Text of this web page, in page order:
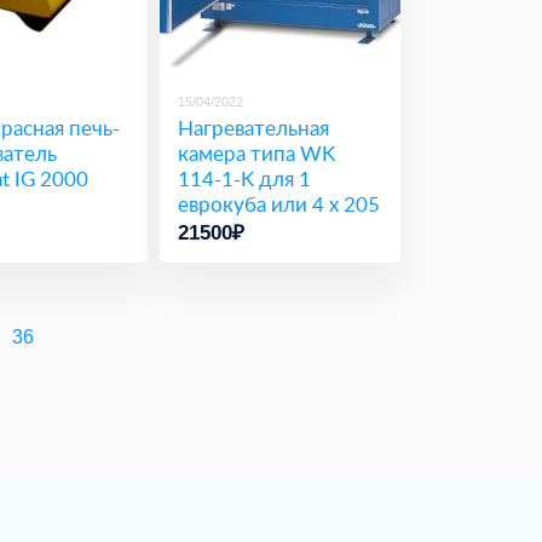
печь-
IG 2000
15/04/2022
Нагревательная
камера типа WK
114-1-K для 1
еврокуба или 4 х 205
л бочек
21500₽
36